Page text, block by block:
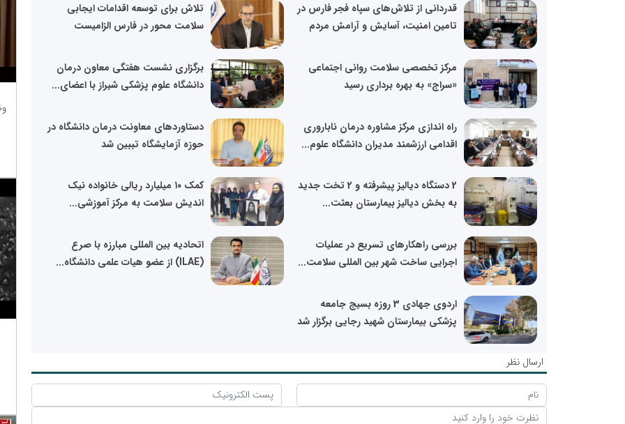
قدردانی از تلاش‌های سپاه فجر فارس در
تامین امنیت، آسایش و آرامش مردم
تلاش برای توسعه اقدامات ایجابی
سلامت محور در فارس الزامیست
مرکز تخصصی سلامت روانی اجتماعی
«سراج» به بهره برداری رسید
برگزاری نشست هفتگی معاون درمان
دانشگاه علوم پزشکی شیراز با اعضای...
راه اندازی مرکز مشاوره درمان ناباروری
اقدامی ارزشمند مدیران دانشگاه علوم...
دستاوردهای معاونت درمان دانشگاه در
حوزه آزمایشگاه تببین شد
2 دستگاه دیالیز پیشرفته و 2 تخت جدید
به بخش دیالیز بیمارستان بعثت...
کمک ۱۰ میلیارد ریالی خانواده نیک
اندیش سلامت به مرکز آموزشی...
بررسی راهکارهای تسریع در عملیات
اجرایی ساخت شهر بین المللی سلامت...
اتحادیه بین المللی مبارزه با صرع
(ILAE) از عضو هیات علمی دانشگاه...
اردوی جهادی 3 روزه بسیج جامعه
پزشکی بیمارستان شهید رجایی برگزار شد
ارسال نظر